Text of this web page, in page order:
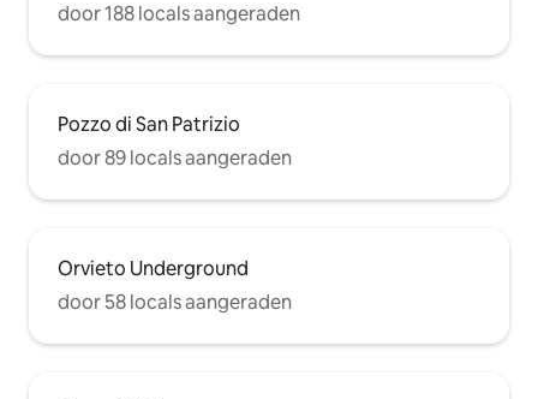
door 188 locals aangeraden
Pozzo di San Patrizio
door 89 locals aangeraden
Orvieto Underground
door 58 locals aangeraden